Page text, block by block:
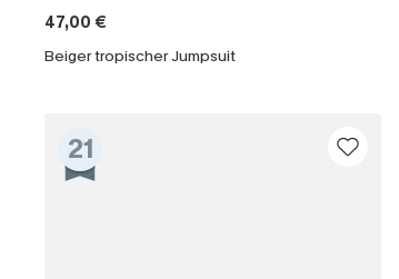
47,00 €
Beiger tropischer Jumpsuit
21